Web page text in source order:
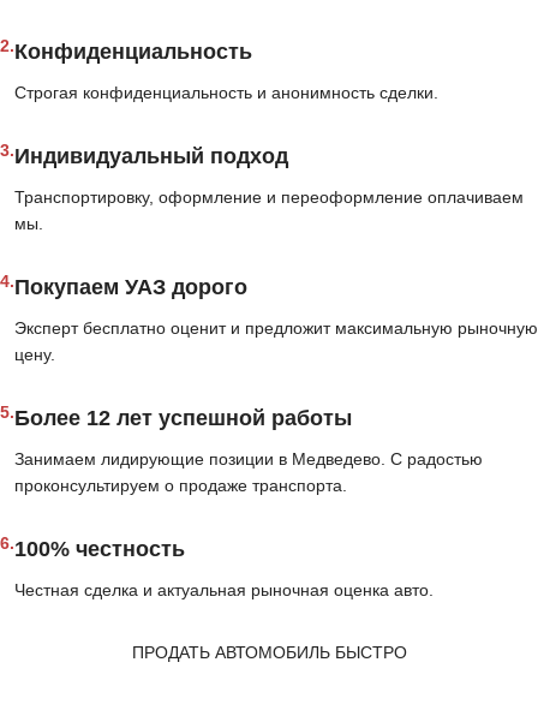
2.Конфиденциальность
Строгая конфиденциальность и анонимность сделки.
3.Индивидуальный подход
Транспортировку, оформление и переоформление оплачиваем
мы.
4.Покупаем УАЗ дорого
Эксперт бесплатно оценит и предложит максимальную рыночную
цену.
5.Более 12 лет успешной работы
Занимаем лидирующие позиции в Медведево. С радостью
проконсультируем о продаже транспорта.
6.100% честность
Честная сделка и актуальная рыночная оценка авто.
ПРОДАТЬ АВТОМОБИЛЬ БЫСТРО